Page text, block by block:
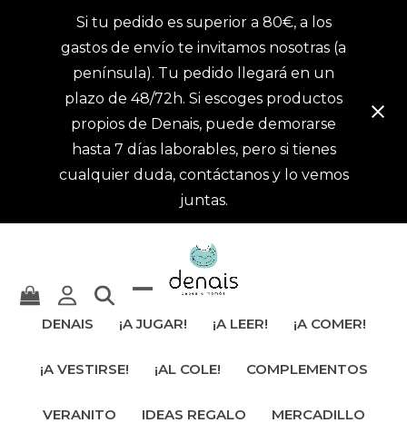
Si tu pedido es superior a 80€, a los
gastos de envío te invitamos nosotras (a
península). Tu pedido llegará en un
plazo de 48/72h. Si escoges productos
propios de Denais, puede demorarse
hasta 7 días laborables, pero si tienes
cualquier duda, contáctanos y lo vemos
juntas.
ocultar
menú
móvil
DENAIS ¡A JUGAR! ¡A LEER! ¡A COMER!
¡A VESTIRSE! ¡AL COLE! COMPLEMENTOS
VERANITO IDEAS REGALO MERCADILLO